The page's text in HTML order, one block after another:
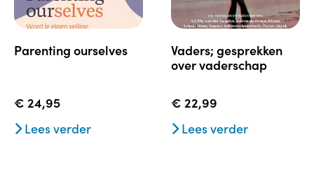
parenting ourselves
€ 24,95
Lees verder
vaders; gesprekken
over vaderschap
€ 22,99
Lees verder